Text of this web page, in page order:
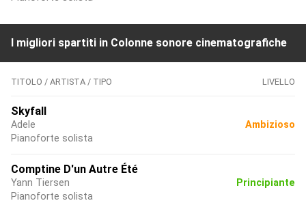
I migliori spartiti in Colonne sonore cinematografiche
TITOLO / ARTISTA / TIPO LIVELLO
Skyfall
Adele
Pianoforte solista
Ambizioso
Comptine D'un Autre Été
Yann Tiersen
Pianoforte solista
Principiante